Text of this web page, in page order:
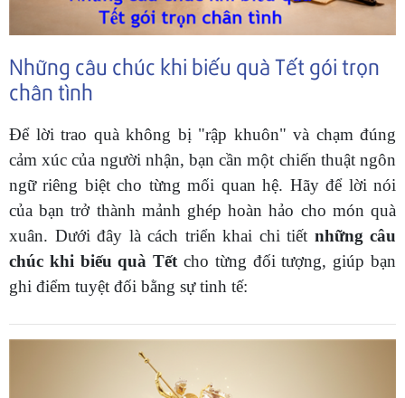
Những câu chúc khi biếu quà Tết gói trọn
chân tình
Để lời trao quà không bị "rập khuôn" và chạm đúng
cảm xúc của người nhận, bạn cần một chiến thuật ngôn
ngữ riêng biệt cho từng mối quan hệ. Hãy để lời nói
của bạn trở thành mảnh ghép hoàn hảo cho món quà
xuân. Dưới đây là cách triển khai chi tiết những câu
chúc khi biếu quà Tết cho từng đối tượng, giúp bạn
ghi điểm tuyệt đối bằng sự tinh tế: